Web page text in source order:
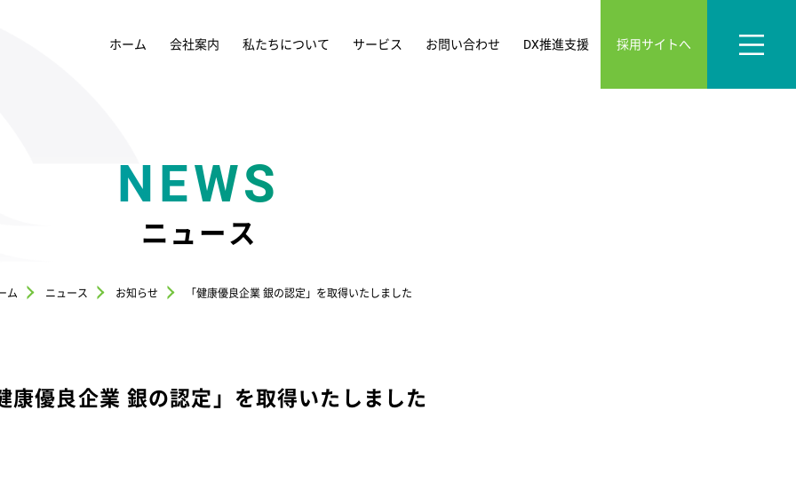
ホーム 会社案内 私たちについて サービス お問い合わせ DX推進支援 採用サイトへ
NEWS
ニュース
ム ニュース お知らせ 「健康優良企業 銀の認定」を取得いたしました
康優良企業 銀の認定」を取得いたしました